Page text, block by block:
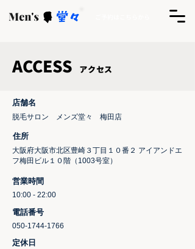
ACCESS アクセス
​店舗名
​脱毛サロン メンズ堂々 梅田店
​住所
​大阪府大阪市北区豊崎３丁目１０番２ アイアンドエ
フ梅田ビル１０階（1003号室）
営業時間
10:00 - 22:00​
​電話番号
050-1744-1766
​定休日